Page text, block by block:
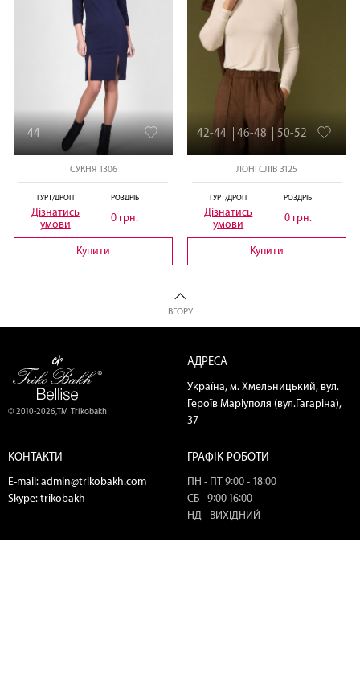
44
СУКНЯ 1306
ГУРТ/ДРОП
Дізнатись
умови
РОЗДРІБ
0 грн.
Купити
42-44 46-48 50-52
ЛОНГСЛІВ 3125
ГУРТ/ДРОП
Дізнатись
умови
РОЗДРІБ
0 грн.
Купити
ВГОРУ
© 2010-2026,ТМ Trikobakh
АДРЕСА
Україна, м. Хмельницький, вул.
Героїв Маріуполя (вул.Гагаріна),
37
КОНТАКТИ
E-mail: admin@trikobakh.com
Skype: trikobakh
ГРАФІК РОБОТИ
ПН - ПТ 9:00 - 18:00
СБ - 9:00-16:00
НД - ВИХІДНИЙ